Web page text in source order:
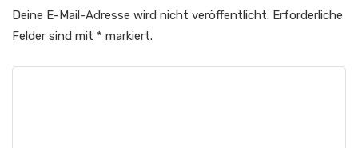
Deine E-Mail-Adresse wird nicht veröffentlicht. Erforderliche
Felder sind mit * markiert.